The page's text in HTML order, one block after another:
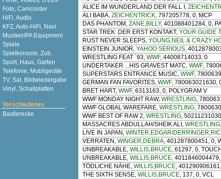
Foto, Camcorder
HiFi, Audio
KFZ, Auto-HiFi, Navi
Musiker/PA Equipment
Spiele
Spielkonsole, Zub.
Sport, Haus, Garten
Telefonie, Mobilgeräte
TV, Sat, Bildwiedergabe
Vinyl, Schallplatten
Verschiedenes
Bastlerecke
ALICE IM WUNDERLAND DER FALL I ,
ALI BABA, ZEICHENTRICK, 797205778, 0, MCP
DAS PHANTOM , ZANE,BILLY, 401088401284, 0,
STAR TREK: DER ERST KONTAKT, YOUR GUIDE
RUST NEVER SLEEPS, YOUNG,NEIL & CRAZY
EINSTEIN JUNIOR, YAHOO SERIOUS,
WRESTLING FEAT ´93, WWF, 44008714033, 0
UNDERTAKER ...HIS GRAVEST MATC, WWF,
SUPERSTARS ENTRANCE MUSIC, WWF,
GERMAN FAN FAVORITES, WWF, 780063021630,
BRET HART, WWF, 6313163, 0, POLYGRAM V
WWF MONDAY NIGHT RAW, WRESTLING,
WWF GLOBAL WAREFARE, WRESTLING,
WWF BEST OF RAW 2, WRESTLING,
MASSACRES ABDULLAH/SHEIK ALI , WRESTLING
LIVE IN JAPAN , WINTER,EDGAR/
VERRATEN , WINGER,DEBRA, 401287800451, 0,
UNBREAKABLE, WILLIS,BRUCE, 61297, 0,
UNBREAKABLE, WILLIS,BRUCE,
TÖDLICHE NÄHE, WILLIS,BRUCE,
THE SIXTH SENSE, WILLIS,BRUCE, 137, 0, VCL